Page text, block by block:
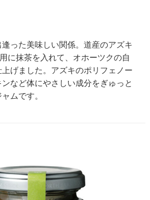
った美味しい関係。道産のアズキ
に抹茶を入れて、オホーツクの自
げました。アズキのポリフェノー
など体にやさしい成分をぎゅっと
ムです。